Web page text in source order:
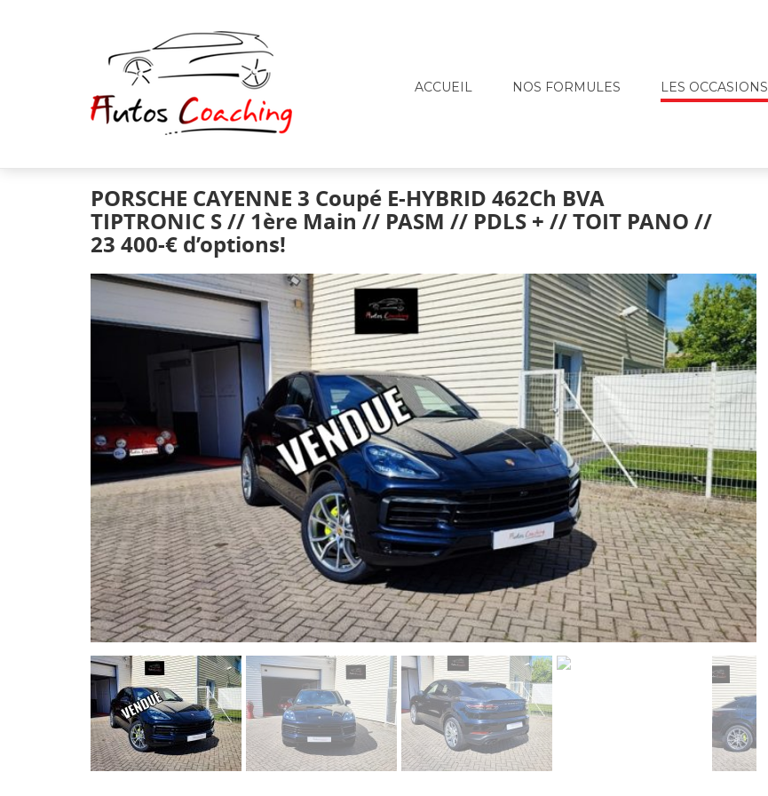
ACCUEIL NOS FORMULES LES OCCASIONS
PORSCHE CAYENNE 3 Coupé E-HYBRID 462Ch BVA
TIPTRONIC S // 1ère Main // PASM // PDLS + // TOIT PANO //
23 400-€ d’options!